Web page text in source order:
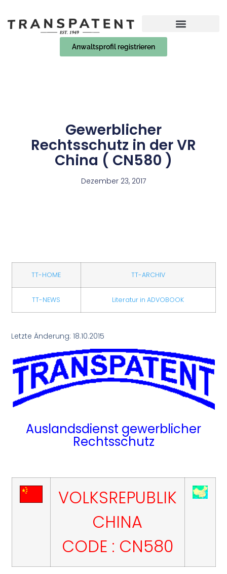
Anwaltsprofil registrieren
Gewerblicher
Rechtsschutz in der VR
China ( CN580 )
Dezember 23, 2017
TT-HOME TT-ARCHIV
TT-NEWS Literatur in ADVOBOOK
Letzte Änderung: 18.10.2015
Auslandsdienst gewerblicher
Rechtsschutz
VOLKSREPUBLIK
CHINA
CODE : CN580